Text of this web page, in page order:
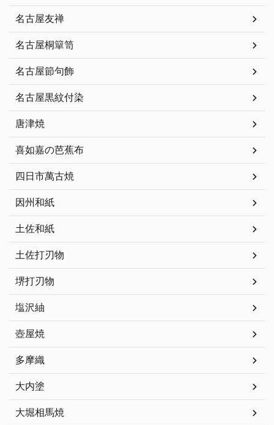
名古屋友禅
名古屋桐簞笥
名古屋節句飾
名古屋黒紋付染
唐津焼
喜如嘉の芭蕉布
四日市萬古焼
因州和紙
土佐和紙
土佐打刃物
堺打刃物
塩沢紬
壺屋焼
多摩織
大内塗
大堀相馬焼